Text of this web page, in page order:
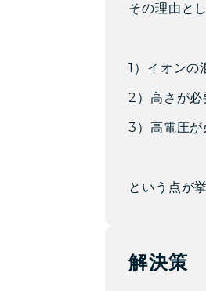
その理由と
1）イオンの
2）高さが必
3）高電圧が
という点が
解決策